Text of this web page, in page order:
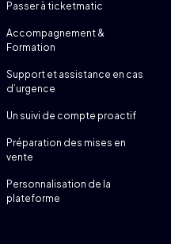
Passer à ticketmatic
Accompagnement &
Formation
Support et assistance en cas
d’urgence
Un suivi de compte proactif
Préparation des mises en
vente
Personnalisation de la
plateforme